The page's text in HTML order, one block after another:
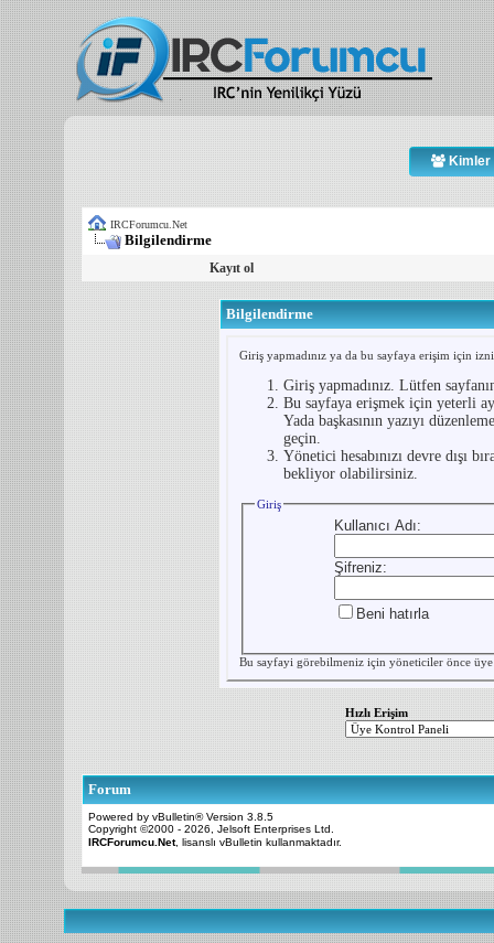
Kimler
IRCForumcu.Net
Bilgilendirme
Kayıt ol
Bilgilendirme
Giriş yapmadınız ya da bu sayfaya erişim için
Giriş yapmadınız. Lütfen
Bu sayfaya erişmek için yeterli
Yada başkasının yazıyı
geçin.
Yönetici hesabınızı devre dışı
bekliyor olabilirsiniz.
Giriş
Kullanıcı Adı:
Şifreniz:
Beni hatırla
Bu sayfayi görebilmeniz için yöneticiler önce üye
Hızlı Erişim
Forum
Powered by vBulletin® Version 3.8.5
Copyright ©2000 - 2026, Jelsoft Enterprises Ltd.
IRCForumcu.Net, lisanslı vBulletin kullanmaktadır.